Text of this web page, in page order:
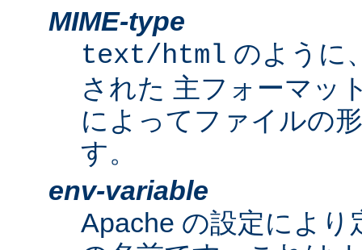
MIME-type
text/html のように
された 主フォーマッ
によってファイルの
す。
env-variable
Apache の設定によ